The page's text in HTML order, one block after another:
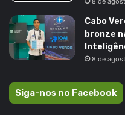
Cabo
bronze
8 de
Siga-nos no Facebook